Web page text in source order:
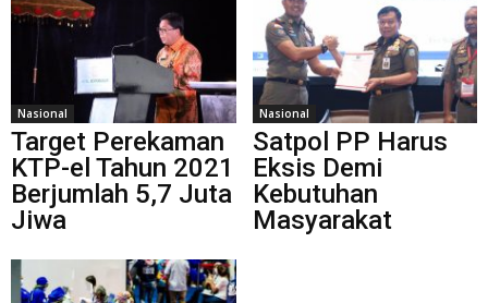
Nasional
Target Perekaman
KTP-el Tahun 2021
Berjumlah 5,7 Juta
Jiwa
Nasional
Satpol PP Harus
Eksis Demi
Kebutuhan
Masyarakat